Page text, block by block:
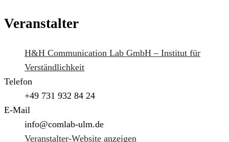
Veranstalter
H&H Communication Lab GmbH – Institut für
Verständlichkeit
Telefon
+49 731 932 84 24
E-Mail
info@comlab-ulm.de
Veranstalter-Website anzeigen